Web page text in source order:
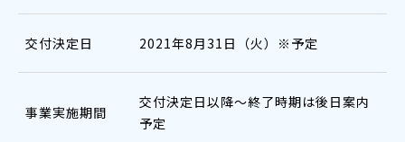
交付決定日 2021年8月31日（火）※予定
事業実施期間
交付決定日以降～終了時期は後日案内
予定